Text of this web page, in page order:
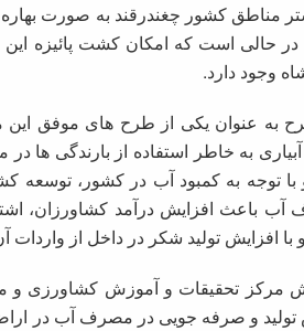
مناطق کشور چغندرقند به صورت
در حالی است که امکان کشت پائیزه
وجود دارد.
به عنوان یکی از طرح های موفق این
آبیاری به خاطر استفاده از بارندگی
با توجه به کمبود آب در کشور، توسعه
با افزایش تولید شکر در داخل از
مرکز تحقیقات و آموزش کشاورزی و
و صرفه جویی در مصرف آب در